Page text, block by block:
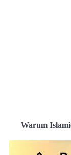
Warum